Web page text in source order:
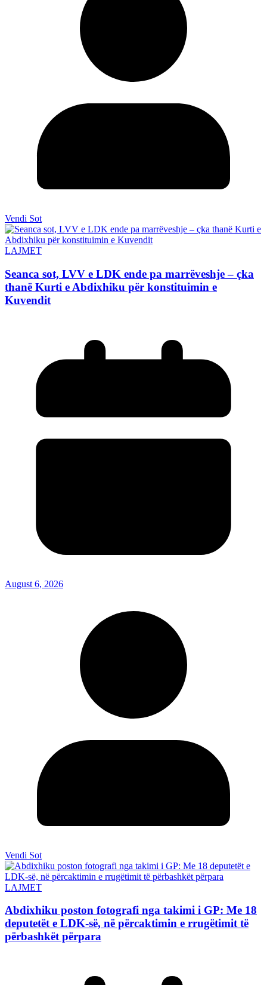
Vendi Sot
LAJMET
Seanca sot, LVV e LDK ende pa marrëveshje – çka
thanë Kurti e Abdixhiku për konstituimin e
Kuvendit
August 6, 2026
Vendi Sot
LAJMET
Abdixhiku poston fotografi nga takimi i GP: Me 18
deputetët e LDK-së, në përcaktimin e rrugëtimit të
përbashkët përpara